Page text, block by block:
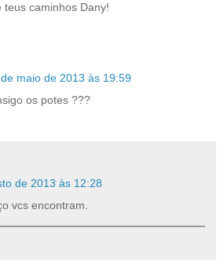
teus caminhos Dany!
maio de 2013 às 19:59
os potes ???
de 2013 às 12:28
vcs encontram.